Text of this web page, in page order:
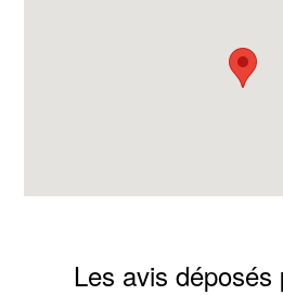
Les avis